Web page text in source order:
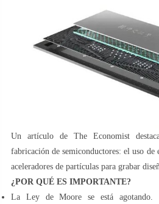
Un artículo de The Economist
fabricación de semiconductores: el uso de
aceleradores de partículas para grabar
¿POR QUÉ ES IMPORTANTE?
La Ley de Moore se está agotando.